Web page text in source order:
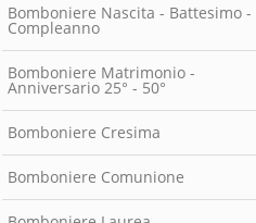
Bomboniere Nascita - Battesimo -
Compleanno
Bomboniere Matrimonio -
Anniversario 25° - 50°
Bomboniere Cresima
Bomboniere Comunione